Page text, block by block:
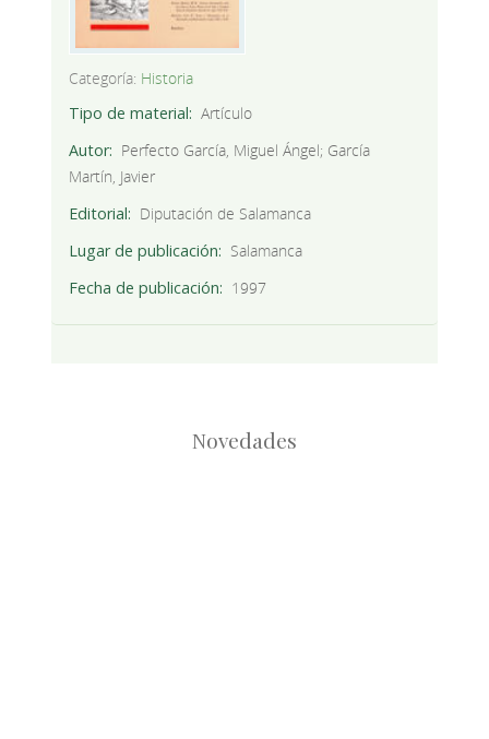
Categoría: Historia
Tipo de material
Artículo
Autor
Perfecto García, Miguel Ángel; García
Martín, Javier
Editorial
Diputación de Salamanca
Lugar de publicación
Salamanca
Fecha de publicación
1997
Novedades